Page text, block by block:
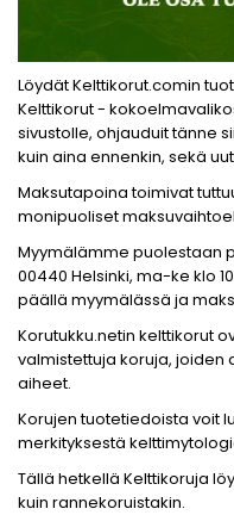
Löydät Kelttikorut.comin
Kelttikorut -
sivustolle, ohjauduit tänne
kuin aina ennenkin, sekä
Maksutapoina toimivat
monipuoliset
Myymälämme puolestaan
00440 Helsinki, ma-ke klo
päällä myymälässä ja
Korutukku.netin kelttikorut
valmistettuja koruja, joiden
aiheet.
Korujen tuotetiedoista voit
merkityksestä
Tällä hetkellä Kelttikoruja
kuin rannekoruistakin.